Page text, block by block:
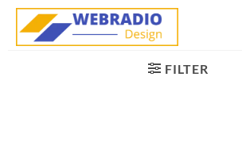
FILTER